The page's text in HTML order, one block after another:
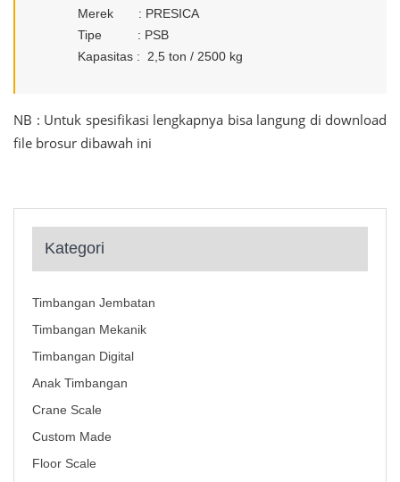
Kategori
Timbangan Jembatan
Timbangan Mekanik
Timbangan Digital
Anak Timbangan
Crane Scale
Custom Made
Floor Scale
Merek : PRESICA
Tipe : PSB
Kapasitas : 2,5 ton / 2500 kg
NB : Untuk spesifikasi lengkapnya bisa langung di download
file brosur dibawah ini